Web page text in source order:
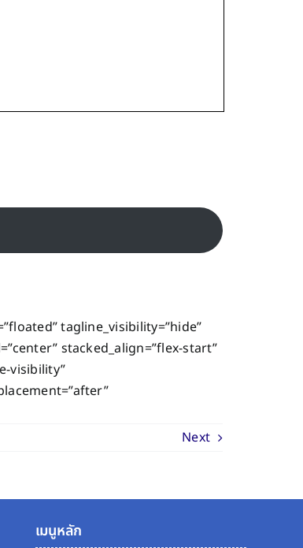
tagline_visibility=”hide”
stacked_align=”flex-start”
visibility”
Next
เมนูหลัก